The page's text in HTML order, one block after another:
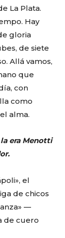
La Plata.
Hay
gloria
de siete
Allá vamos,
que
con
como
alma.
era Menotti
el
de chicos
—
de cuero